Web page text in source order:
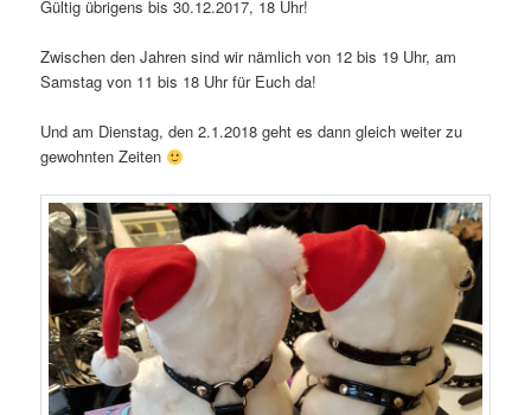
Gültig übrigens bis 30.12.2017, 18 Uhr!
Zwischen den Jahren sind wir nämlich von 12 bis 19 Uhr, am
Samstag von 11 bis 18 Uhr für Euch da!
Und am Dienstag, den 2.1.2018 geht es dann gleich weiter zu
gewohnten Zeiten